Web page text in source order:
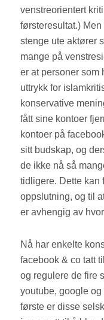
venstreorientert
førsteresultat.)
stenge ute aktører
mange på
er at personer som
uttrykk for
konservative
fått sine kontoer
kontoer på
sitt budskap, og
de ikke nå så
tidligere. Dette kan
oppslutning, og til
er avhengig av
Nå har enkelte
facebook & co tatt
og regulere de fire
youtube, google og
første er disse